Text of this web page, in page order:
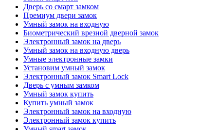
Дверь со смарт замком
Премиум двери замок
Умный замок на входную
Биометрический врезной дверной замок
Электронный замок на дверь
Умный замок на входную дверь
Умные электронные замки
Установим умный замок
Электронный замок Smart Lock
Дверь с умным замком
Умный замок купить
Купить умный замок
Электронный замок на входную
Электронный замок купить